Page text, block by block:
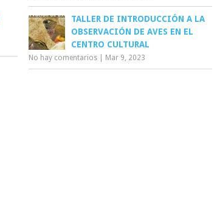
TALLER DE INTRODUCCIÓN A LA
OBSERVACIÓN DE AVES EN EL
CENTRO CULTURAL
No hay comentarios Mar 9, 2023